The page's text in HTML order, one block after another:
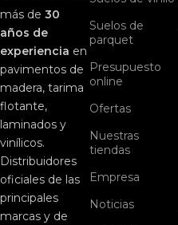
más de 30
años de
experiencia en
pavimentos de
madera, tarima
flotante,
laminados y
vinílicos.
Distribuidores
oficiales de las
principales
marcas y de
Suelos de
parquet
Presupuesto
online
Ofertas
Nuestras
tiendas
Empresa
Noticias